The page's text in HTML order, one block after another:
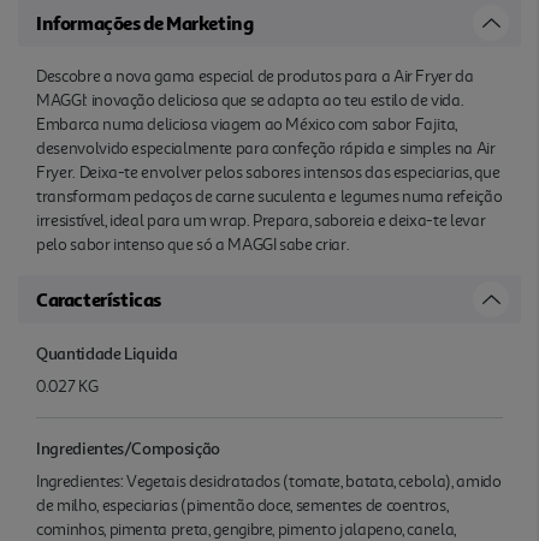
Informações de Marketing
Descobre a nova gama especial de produtos para a Air Fryer da
MAGGI: inovação deliciosa que se adapta ao teu estilo de vida.
Embarca numa deliciosa viagem ao México com sabor Fajita,
desenvolvido especialmente para confeção rápida e simples na Air
Fryer. Deixa-te envolver pelos sabores intensos das especiarias, que
transformam pedaços de carne suculenta e legumes numa refeição
irresistível, ideal para um wrap. Prepara, saboreia e deixa-te levar
pelo sabor intenso que só a MAGGI sabe criar.
Características
Quantidade Liquida
0.027 KG
Ingredientes/Composição
Ingredientes: Vegetais desidratados (tomate, batata, cebola), amido
de milho, especiarias (pimentão doce, sementes de coentros,
cominhos, pimenta preta, gengibre, pimento jalapeno, canela,